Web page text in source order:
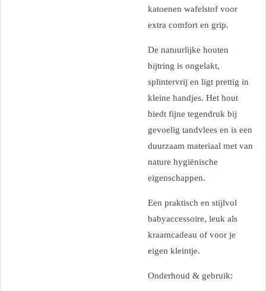
katoenen wafelstof voor
extra comfort en grip.
De natuurlijke houten
bijtring is ongelakt,
splintervrij en ligt prettig in
kleine handjes. Het hout
biedt fijne tegendruk bij
gevoelig tandvlees en is een
duurzaam materiaal met van
nature hygiënische
eigenschappen.
Een praktisch en stijlvol
babyaccessoire, leuk als
kraamcadeau of voor je
eigen kleintje.
Onderhoud & gebruik: